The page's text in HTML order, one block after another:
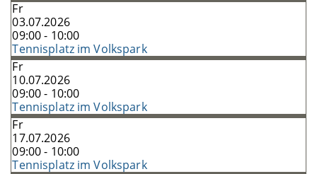
Fr
03.07.2026
09:00 - 10:00
Tennisplatz im Volkspark
Fr
10.07.2026
09:00 - 10:00
Tennisplatz im Volkspark
Fr
17.07.2026
09:00 - 10:00
Tennisplatz im Volkspark